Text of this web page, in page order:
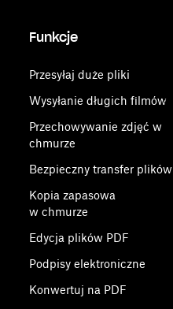
Funkcje
Przesyłaj duże pliki
Wysyłanie długich filmów
Przechowywanie zdjęć w
chmurze
Bezpieczny transfer plików
Kopia zapasowa
w chmurze
Edycja plików PDF
Podpisy elektroniczne
Konwertuj na PDF